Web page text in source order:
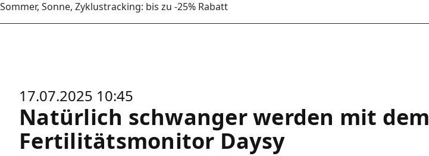
Sommer, Sonne, Zyklustracking: bis zu -25% Rabatt
17.07.2025 10:45
Natürlich schwanger werden mit dem
Fertilitätsmonitor Daysy